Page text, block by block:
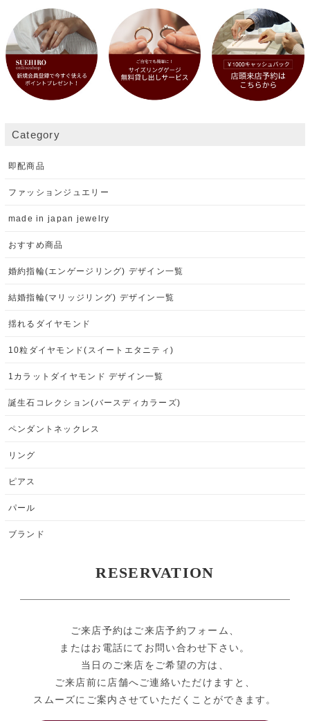
Category
即配商品
ファッションジュエリー
made in japan jewelry
おすすめ商品
婚約指輪(エンゲージリング) デザイン一覧
結婚指輪(マリッジリング) デザイン一覧
揺れるダイヤモンド
10粒ダイヤモンド(スイートエタニティ)
1カラットダイヤモンド デザイン一覧
誕生石コレクション(バースディカラーズ)
ペンダントネックレス
リング
ピアス
パール
ブランド
RESERVATION
ご来店予約はご来店予約フォーム、
またはお電話にてお問い合わせ下さい。
当日のご来店をご希望の方は、
ご来店前に店舗へご連絡いただけますと、
スムーズにご案内させていただくことができます。